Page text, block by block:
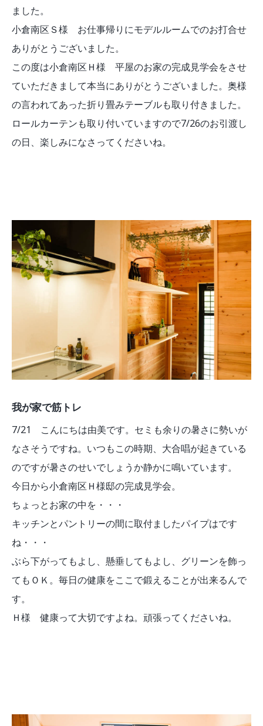
ました。
小倉南区Ｓ様 お仕事帰りにモデルルームでのお打合せ
ありがとうございました。
この度は小倉南区Ｈ様 平屋のお家の完成見学会をさせ
ていただきまして本当にありがとうございました。奥様
の言われてあった折り畳みテーブルも取り付きました。
ロールカーテンも取り付いていますので7/26のお引渡し
の日、楽しみになさってくださいね。
我が家で筋トレ
7/21 こんにちは由美です。セミも余りの暑さに勢いが
なさそうですね。いつもこの時期、大合唱が起きている
のですが暑さのせいでしょうか静かに鳴いています。
今日から小倉南区Ｈ様邸の完成見学会。
ちょっとお家の中を・・・
キッチンとパントリーの間に取付ましたパイプはです
ね・・・
ぶら下がってもよし、懸垂してもよし、グリーンを飾っ
てもＯＫ。毎日の健康をここで鍛えることが出来るんで
す。
Ｈ様 健康って大切ですよね。頑張ってくださいね。